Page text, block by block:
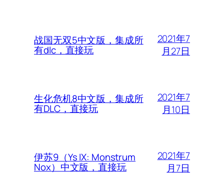
战国无双5中文版，集成所
有dlc，直接玩
2021年7
月27日
生化危机8中文版，集成所
有DLC，直接玩
2021年7
月10日
伊苏9（Ys IX: Monstrum
Nox）中文版，直接玩
2021年7
月7日